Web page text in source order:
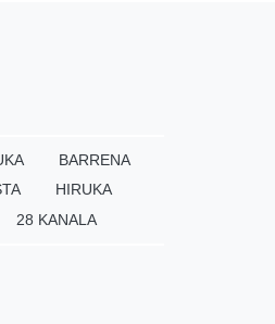
BARRENA
HIRUKA
28 KANALA